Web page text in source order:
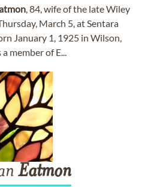
, 84, wife of the late Wiley
March 5, at Sentara
January 1, 1925 in Wilson,
a member of E...
Eatmon